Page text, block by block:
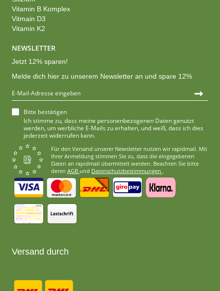
Vitamin B Komplex
Vitmain D3
Vitamin K2
NEWSLETTER
Jetzt 12% sparen!
Melde dich hier zu unserem Newsletter an und spare 12%
➞
Bitte bestätigen
Ich stimme zu, dass meine personenbezogenen Daten genutzt
werden, um werbliche E-Mails zu erhalten, und weiß, dass ich dies
jederzeit widerrufen kann.
Für den Versand unserer Newsletter nutzen wir rapidmail. Mit
Ihrer Anmeldung stimmen Sie zu, dass die eingegebenen
Daten an rapidmail übermittelt werden. Beachten Sie bitte
deren AGB und Datenschutzbestimmungen .
Versand durch